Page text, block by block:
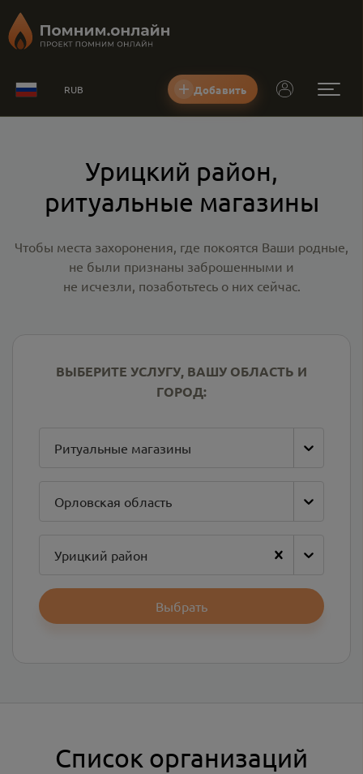
RUB Добавить
Урицкий район,
ритуальные магазины
Чтобы места захоронения, где покоятся Ваши родные,
не были признаны заброшенными и
не исчезли, позаботьтесь о них сейчас.
ВЫБЕРИТЕ УСЛУГУ, ВАШУ ОБЛАСТЬ И
ГОРОД:
Ритуальные магазины
Орловская область
Урицкий район
Выбрать
Список организаций